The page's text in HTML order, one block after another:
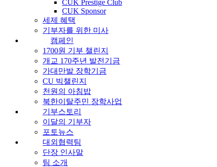
CUK Prestige Club
CUK Sponsor
세제 혜택
기부자를 위한 미사
캠페인
1700원 기부 챌린지
개교 170주년 발전기금
가대만발 장학기금
CU 빅챌린지
천원의 아침밥
북한이탈주민 장학사업
기부스토리
이달의 기부자
포토뉴스
대외협력팀
단장 인사말
팀 소개